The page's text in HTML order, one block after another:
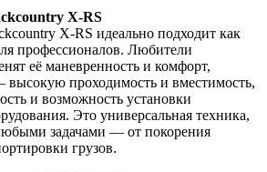
X-RS
X-RS идеально подходит как
профессионалов. Любители
её маневренность и комфорт,
проходимость и вместимость,
и возможность установки
Это универсальная техника,
задачами — от покорения
грузов.